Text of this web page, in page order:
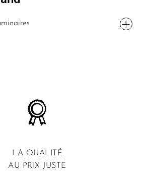
LA QUALITÉ
AU PRIX JUSTE